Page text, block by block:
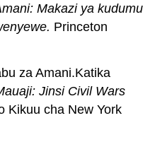
Makazi ya kudumu
Princeton
za Amani.Katika
Jinsi Civil Wars
Kikuu cha New York